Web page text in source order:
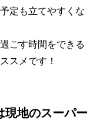
定も立てやすくな
ごす時間をできる
スメです！
現地のスーパー